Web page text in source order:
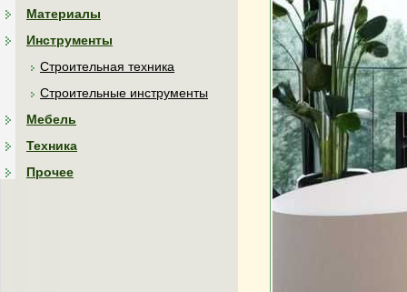
Материалы
Инструменты
Строительная техника
Строительные инструменты
Мебель
Техника
Прочее